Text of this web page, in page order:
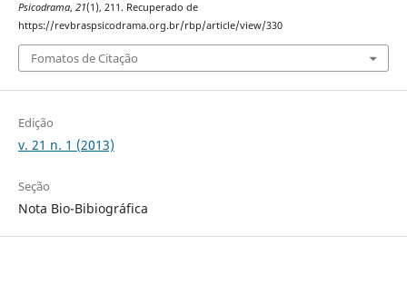
Psicodrama, 21(1), 211. Recuperado de
https://revbraspsicodrama.org.br/rbp/article/view/330
Fomatos de Citação
Edição
v. 21 n. 1 (2013)
Seção
Nota Bio-Bibiográfica